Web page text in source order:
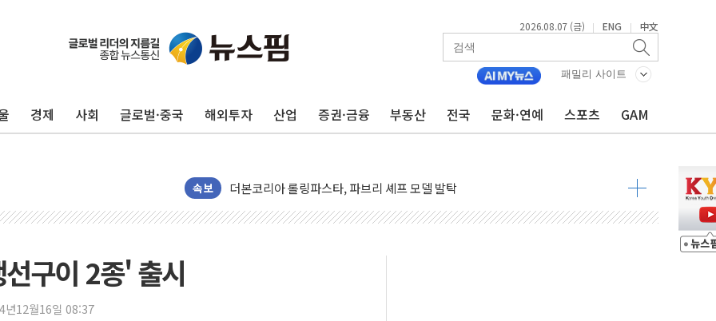
2026.08.07 (금) | ENG | 中文
패밀리 사이트
경제 사회 글로벌·중국 해외투자 산업 증권·금융 부동산 전국 문화·연예 스포츠 GAM
속보
미일 환율공조 뒷말 무성..."맘대로 팔지도 못하는데 무슨 기축통화"
우유자조금, 노인복지관 찾아 어르신 우유 지원 점검
4자 연합 균열에 분쟁 재점화 조짐…한미 지배구조 다시 요동
금호석유화학, 2분기 영업익 4배 '껑충'…전부문 약진
"PAFC만으론 어렵다"…두산퓨얼셀, SOFC에 사활
구이 2종' 출시
년12월16일 08:37